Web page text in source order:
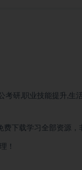
研,职业技能提升,生
费下载学习全部资源，
！